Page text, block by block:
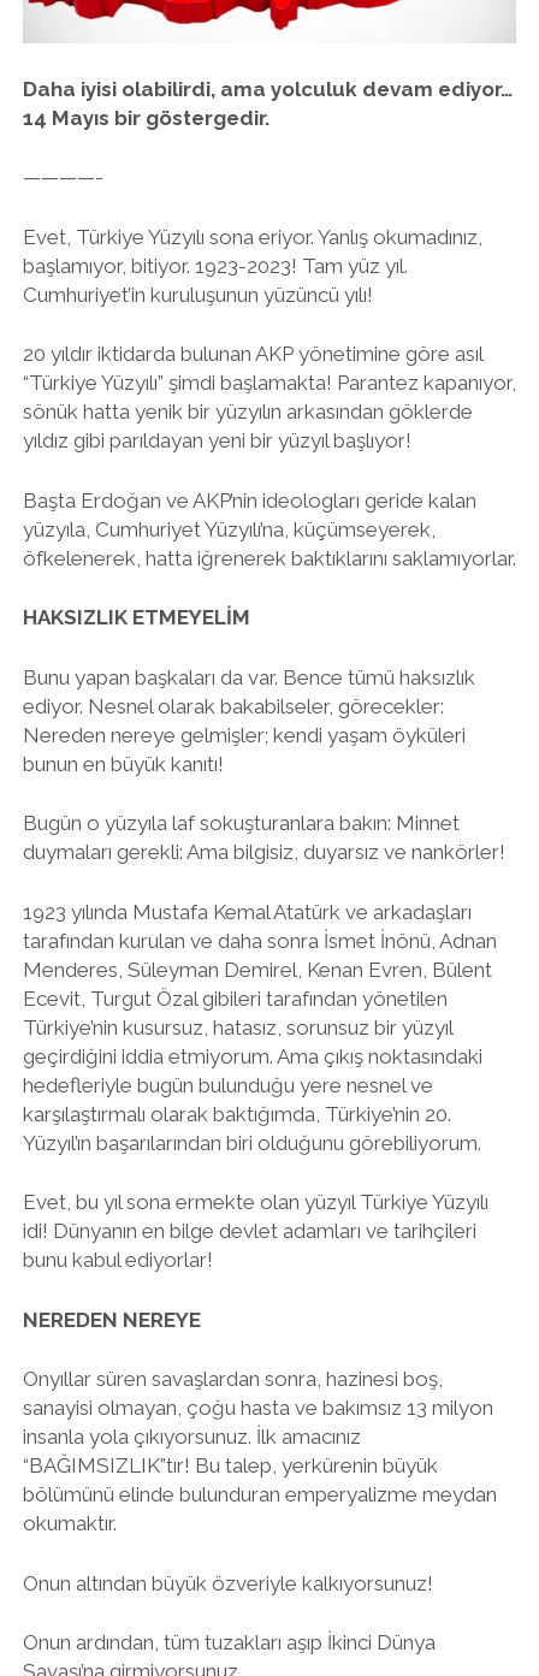
Daha iyisi olabilirdi, ama yolculuk devam ediyor…
14 Mayıs bir göstergedir.
————-
Evet, Türkiye Yüzyılı sona eriyor. Yanlış okumadınız,
başlamıyor, bitiyor. 1923-2023! Tam yüz yıl.
Cumhuriyet’in kuruluşunun yüzüncü yılı!
20 yıldır iktidarda bulunan AKP yönetimine göre asıl
“Türkiye Yüzyılı” şimdi başlamakta! Parantez kapanıyor,
sönük hatta yenik bir yüzyılın arkasından göklerde
yıldız gibi parıldayan yeni bir yüzyıl başlıyor!
Başta Erdoğan ve AKP’nin ideologları geride kalan
yüzyıla, Cumhuriyet Yüzyılı’na, küçümseyerek,
öfkelenerek, hatta iğrenerek baktıklarını saklamıyorlar.
HAKSIZLIK ETMEYELİM
Bunu yapan başkaları da var. Bence tümü haksızlık
ediyor. Nesnel olarak bakabilseler, görecekler:
Nereden nereye gelmişler; kendi yaşam öyküleri
bunun en büyük kanıtı!
Bugün o yüzyıla laf sokuşturanlara bakın: Minnet
duymaları gerekli: Ama bilgisiz, duyarsız ve nankörler!
1923 yılında Mustafa Kemal Atatürk ve arkadaşları
tarafından kurulan ve daha sonra İsmet İnönü, Adnan
Menderes, Süleyman Demirel, Kenan Evren, Bülent
Ecevit, Turgut Özal gibileri tarafından yönetilen
Türkiye’nin kusursuz, hatasız, sorunsuz bir yüzyıl
geçirdiğini iddia etmiyorum. Ama çıkış noktasındaki
hedefleriyle bugün bulunduğu yere nesnel ve
karşılaştırmalı olarak baktığımda, Türkiye’nin 20.
Yüzyıl’ın başarılarından biri olduğunu görebiliyorum.
Evet, bu yıl sona ermekte olan yüzyıl Türkiye Yüzyılı
idi! Dünyanın en bilge devlet adamları ve tarihçileri
bunu kabul ediyorlar!
NEREDEN NEREYE
Onyıllar süren savaşlardan sonra, hazinesi boş,
sanayisi olmayan, çoğu hasta ve bakımsız 13 milyon
insanla yola çıkıyorsunuz. İlk amacınız
“BAĞIMSIZLIK”tır! Bu talep, yerkürenin büyük
bölümünü elinde bulunduran emperyalizme meydan
okumaktır.
Onun altından büyük özveriyle kalkıyorsunuz!
Onun ardından, tüm tuzakları aşıp İkinci Dünya